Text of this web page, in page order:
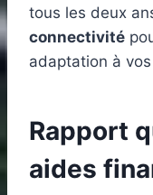
tous les deux
connectivité
adaptation à
Rapport
aides